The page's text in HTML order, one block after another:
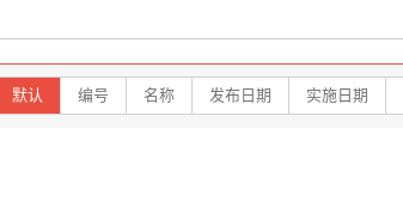
默认 编号 名称 发布日期 实施日期